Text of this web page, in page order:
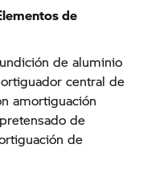
de
de aluminio
central de
amortiguación
de
de